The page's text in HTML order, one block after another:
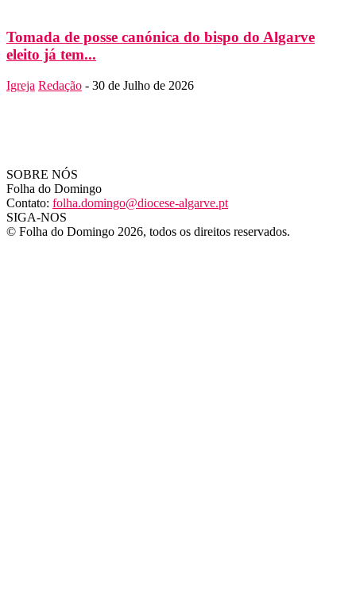
Tomada de posse canónica do bispo do Algarve
eleito já tem...
Igreja Redação - 30 de Julho de 2026
SOBRE NÓS
Folha do Domingo
Contato: folha.domingo@diocese-algarve.pt
SIGA-NOS
© Folha do Domingo 2026, todos os direitos reservados.